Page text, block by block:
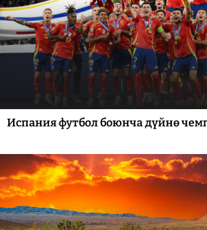
Испания футбол боюнча дүйнө